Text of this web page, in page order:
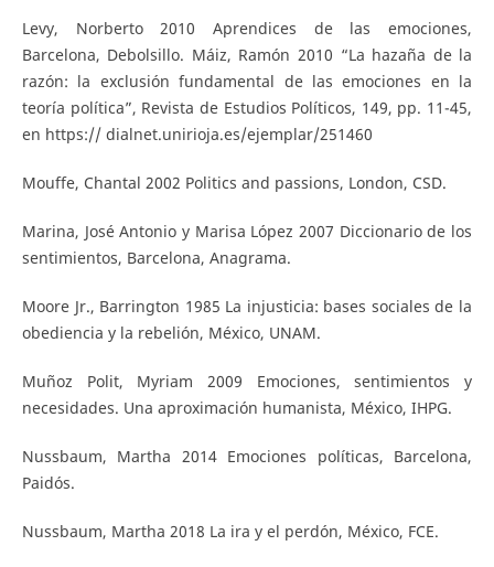
Levy, Norberto 2010 Aprendices de las emociones,
Barcelona, Debolsillo. Máiz, Ramón 2010 “La hazaña de la
razón: la exclusión fundamental de las emociones en la
teoría política”, Revista de Estudios Políticos, 149, pp. 11-45,
en https:// dialnet.unirioja.es/ejemplar/251460
Mouffe, Chantal 2002 Politics and passions, London, CSD.
Marina, José Antonio y Marisa López 2007 Diccionario de los
sentimientos, Barcelona, Anagrama.
Moore Jr., Barrington 1985 La injusticia: bases sociales de la
obediencia y la rebelión, México, UNAM.
Muñoz Polit, Myriam 2009 Emociones, sentimientos y
necesidades. Una aproximación humanista, México, IHPG.
Nussbaum, Martha 2014 Emociones políticas, Barcelona,
Paidós.
Nussbaum, Martha 2018 La ira y el perdón, México, FCE.